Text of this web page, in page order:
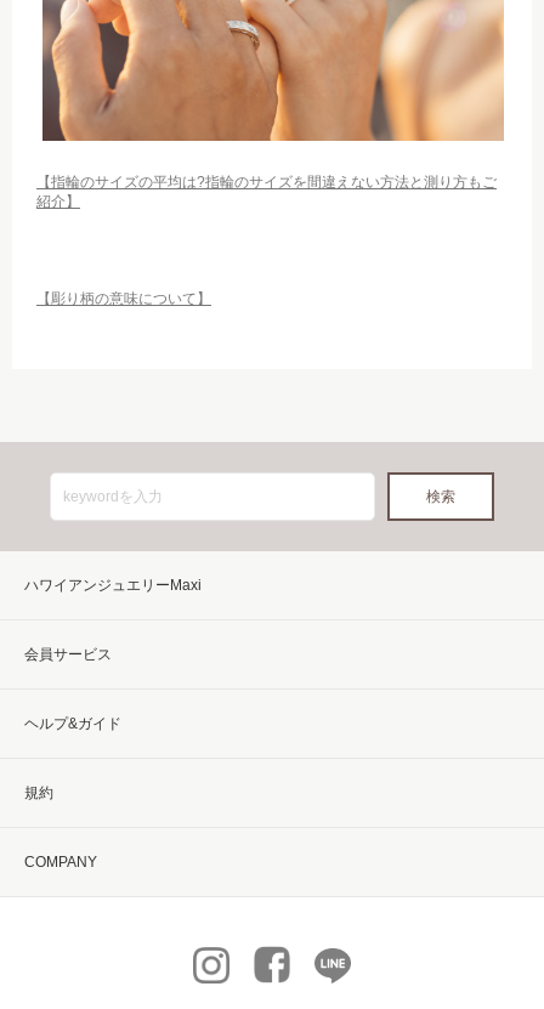
【指輪のサイズの平均は?指輪のサイズを間違えない方法と測り方もご
紹介】
【彫り柄の意味について】
ハワイアンジュエリーMaxi
会員サービス
ヘルプ&ガイド
規約
COMPANY